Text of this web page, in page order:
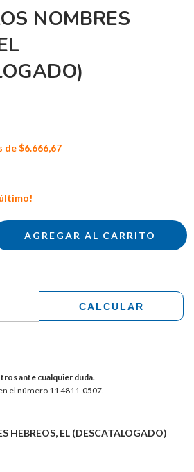
NOMBRES
de$6.666,67
CALCULAR
ante cualquier duda.
el número 11 4811-0507.
HEBREOS, EL (DESCATALOGADO)